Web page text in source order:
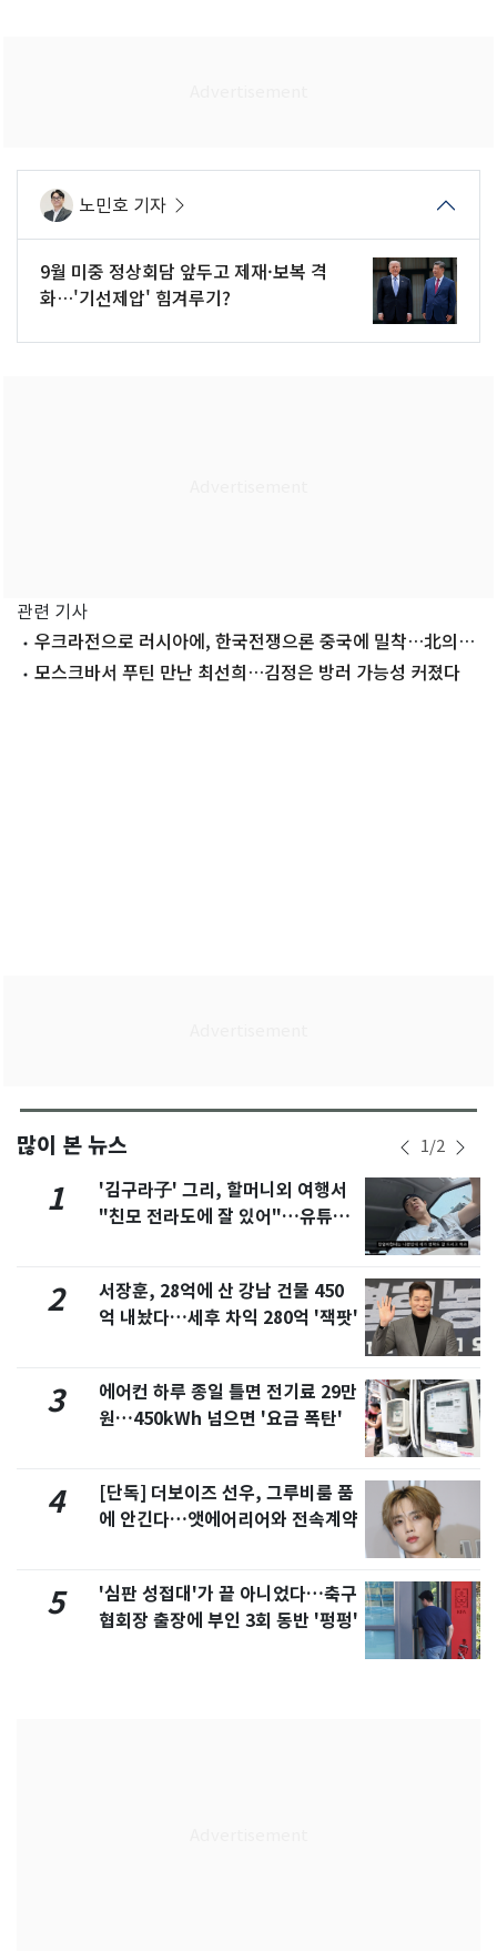
노민호 기자
9월 미중 정상회담 앞두고 제재·보복 격
화…'기선제압' 힘겨루기?
관련 기사
우크라전으로 러시아에, 한국전쟁으론 중국에 밀착…北의
'전쟁 외교'
모스크바서 푸틴 만난 최선희…김정은 방러 가능성 커졌다
많이 본 뉴스 1/2
1
'김구라子' 그리, 할머니외 여행서
"친모 전라도에 잘 있어"…유튜브
2
서장훈, 28억에 산 강남 건물 450
억 내놨다…세후 차익 280억 '잭팟'
3
에어컨 하루 종일 틀면 전기료 29만
원…450kWh 넘으면 '요금 폭탄'
4
[단독] 더보이즈 선우, 그루비룸 품
에 안긴다…앳에어리어와 전속계약
5
'심판 성접대'가 끝 아니었다…축구
협회장 출장에 부인 3회 동반 '펑펑'